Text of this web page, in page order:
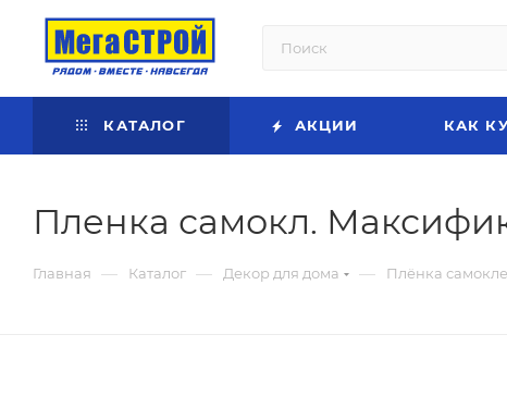
КАТАЛОГ АКЦИИ КАК
Пленка самокл.
Главная — Каталог — Декор для дома — Плёнка